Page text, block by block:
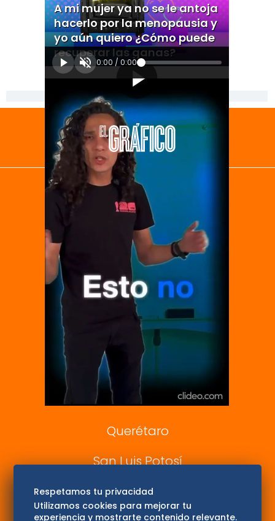
A mi mujer ya no se le antoja
hacerlo por la menopausia y
yo aún quiero ¿Cómo puede
recuperar las ganas?
0:00 / 0:00
[Publicidad]
El Universal
Vive USA
Clase
De 10 sports
DeDinero
Confabulario
Aviso Oportuno
Consultas
Querétaro
San Luis Potosí
Edomex
Respetamos tu privacidad
Utilizamos cookies para mejorar tu
experiencia y mostrarte contenido relevante.